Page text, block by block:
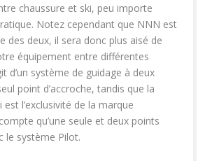
chaussure et ski, peu importe
Notez cependant que NNN est
des deux, il sera donc plus aisé de
équipement entre différentes
d’un système de guidage à deux
point d’accroche, tandis que la
est l’exclusivité de la marque
qu’une seule et deux points
le système Pilot.